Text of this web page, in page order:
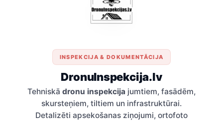
INSPEKCIJA & DOKUMENTĀCIJA
DronuInspekcija.lv
Tehniskā dronu inspekcija jumtiem, fasādēm,
skursteņiem, tiltiem un infrastruktūrai.
Detalizēti apsekošanas ziņojumi, ortofoto